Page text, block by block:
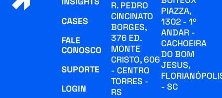
CASES
FALE
CONOSCO
SUPORTE
LOGIN
R. PEDRO
CINCINATO
BORGES,
376 ED.
MONTE
CRISTO, 606
- CENTRO
TORRES -
RS
PIAZZA,
1302 - 1º
ANDAR -
CACHOEIRA
DO BOM
JESUS,
- SC